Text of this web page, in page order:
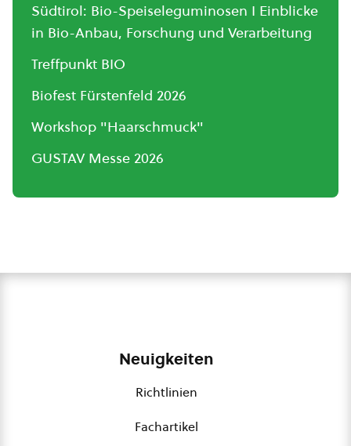
Südtirol: Bio-Speiseleguminosen I Einblicke
in Bio-Anbau, Forschung und Verarbeitung
Treffpunkt BIO
Biofest Fürstenfeld 2026
Workshop "Haarschmuck"
GUSTAV Messe 2026
Neuigkeiten
Richtlinien
Fachartikel